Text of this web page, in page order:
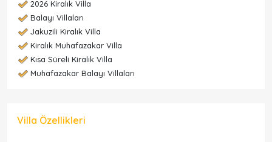
2026 Kiralık Villa
Balayı Villaları
Jakuzili Kiralık Villa
Kiralık Muhafazakar Villa
Kısa Süreli Kiralık Villa
Muhafazakar Balayı Villaları
Villa Özellikleri